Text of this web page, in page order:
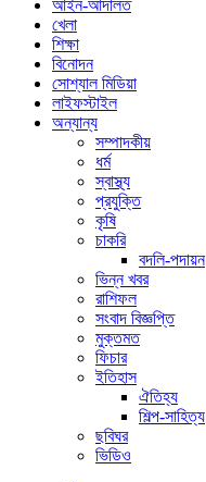
আইন-আদালত
খেলা
শিক্ষা
বিনোদন
সোশ্যাল মিডিয়া
লাইফস্টাইল
অন্যান্য
সম্পাদকীয়
ধর্ম
স্বাস্থ্য
প্রযুক্তি
কৃষি
চাকরি
বদলি-পদায়ন
ভিন্ন খবর
রাশিফল
সংবাদ বিজ্ঞপ্তি
মুক্তমত
ফিচার
ইতিহাস
ঐতিহ্য
শিল্প-সাহিত্য
ছবিঘর
ভিডিও